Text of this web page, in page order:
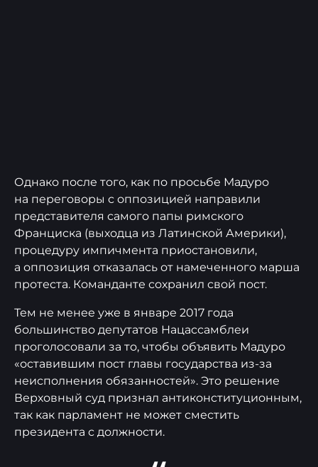
Однако после того, как по просьбе Мадуро
на переговоры с оппозицией направили
представителя самого папы римского
Франциска (выходца из Латинской Америки),
процедуру импичмента приостановили,
а оппозиция отказалась от намеченного марша
протеста. Команданте сохранил свой пост.
Тем не менее уже в январе 2017 года
большинство депутатов Нацассамблеи
проголосовали за то, чтобы объявить Мадуро
«оставившим пост главы государства из-за
неисполнения обязанностей». Это решение
Верховный суд признал антиконституционным,
так как парламент не может сместить
президента с должности.